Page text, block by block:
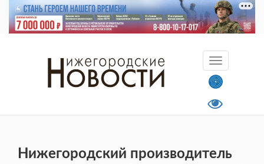
Нижегородский производитель